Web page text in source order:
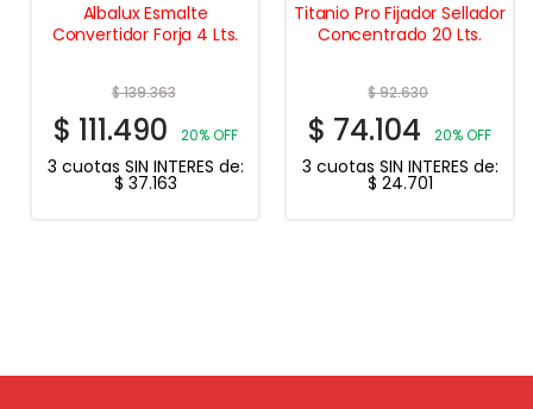
Albalux Esmalte
Convertidor Forja 4 Lts.
$139.363
$ 111.490 20% OFF
3 cuotas SIN INTERES de:
$ 37.163
Titanio Pro Fijador Sellador
Concentrado 20 Lts.
$92.630
$ 74.104 20% OFF
3 cuotas SIN INTERES de:
$ 24.701